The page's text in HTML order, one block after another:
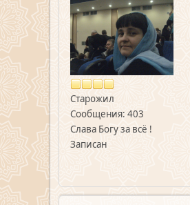
Старожил
Сообщения: 403
Слава Богу за всё !
Записан